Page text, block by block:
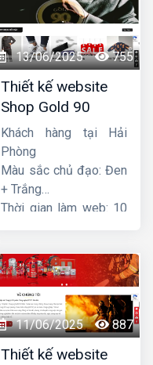
13/06/2025 755
Thiết kế website
Shop Gold 90
Khách hàng tại Hải
Phòng
Màu sắc chủ đạo: Đen
+ Trắng
Thời gian làm web: 10
11/06/2025 887
Thiết kế website